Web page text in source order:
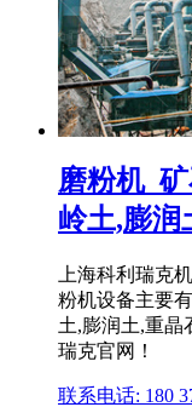
磨粉机_
岭土,膨润
上海科利瑞克
粉机设备主要
土,膨润土,重晶
瑞克官网！
联系电话: 180